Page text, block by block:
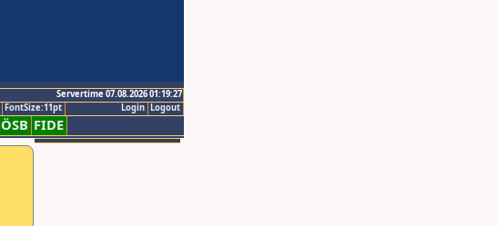
Servertime 07.08.2026 01:19:27
Logout
Login
FontSize:11pt
ÖSB FIDE